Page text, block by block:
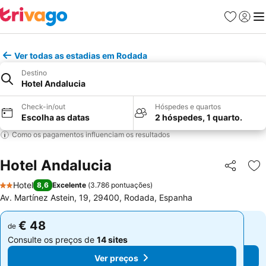
Favoritos
Iniciar
Ver todas as estadias em Rodada
Destino
Hotel Andalucia
Check-in/out
Escolha as datas
Hóspedes e quartos
2 hóspedes, 1 quarto.
Como os pagamentos influenciam os resultados
Hotel Andalucia Partilhar
2 Estrelas
Hotel 8,6 Excelente (3.786 pontuações)
Av. Martínez Astein, 19, 29400, Rodada, Espanha
de € 48
Consulte os preços de 14 sites
Ver preços
de € 48
Consulte os preços de 14 sites
Ver preços